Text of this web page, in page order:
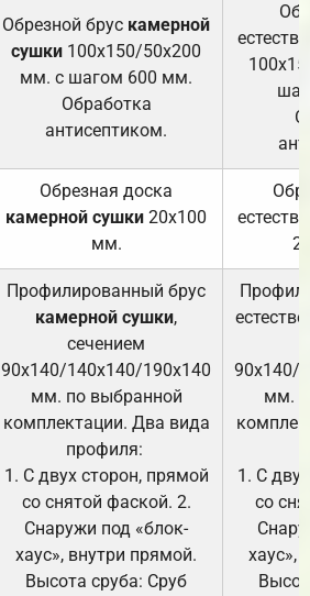
Обрезной брус камерной
сушки 100х150/50х200
мм. с шагом 600 мм.
Обработка
антисептиком.
Обрезная доска
камерной сушки 20х100
мм.
Профилированный брус
камерной сушки,
сечением
90х140/140х140/190х140
мм. по выбранной
комплектации. Два вида
профиля:
1. С двух сторон, прямой
со снятой фаской. 2.
Снаружи под «блок-
хаус», внутри прямой.
Высота сруба: Сруб
90х140/
мм.
1. С
со
хаус»,